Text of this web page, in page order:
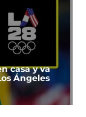
casa y va
Ángeles